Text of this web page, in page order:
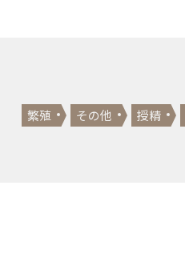
繁殖 その他 授精